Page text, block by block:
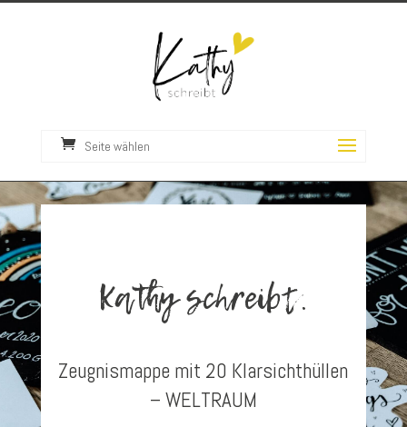
Seite wählen
Kathy schreibt.
Zeugnismappe mit 20 Klarsichthüllen
– WELTRAUM